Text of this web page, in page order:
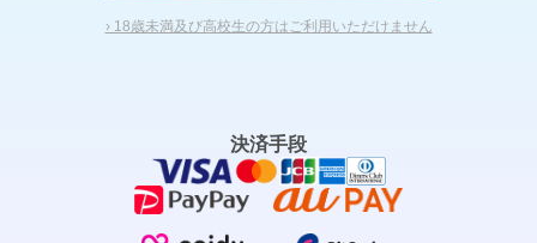
› 18歳未満及び高校生の方はご利用いただけません
決済手段